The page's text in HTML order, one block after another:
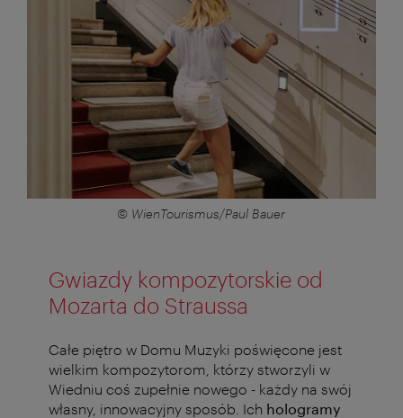
© WienTourismus/Paul Bauer
Gwiazdy kompozytorskie od
Mozarta do Straussa
Całe piętro w Domu Muzyki poświęcone jest
wielkim kompozytorom, którzy stworzyli w
Wiedniu coś zupełnie nowego - każdy na swój
własny, innowacyjny sposób. Ich hologramy